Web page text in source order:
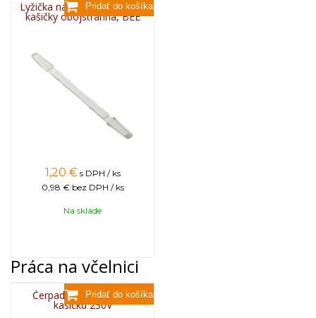
Lyžička na odber materskej
kašičky obojstranná, BEE
1,20 € s DPH / ks
0,98 € bez DPH / ks
Na sklade
Práca na včelnici
Čerpadlo na materskú
kašičku 230V